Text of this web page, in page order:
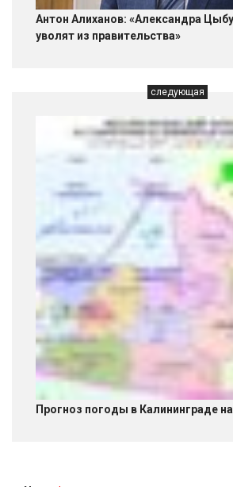
Антон Алиханов: «Александра
уволят из правительства»
следующая
Прогноз погоды в Калининграде на